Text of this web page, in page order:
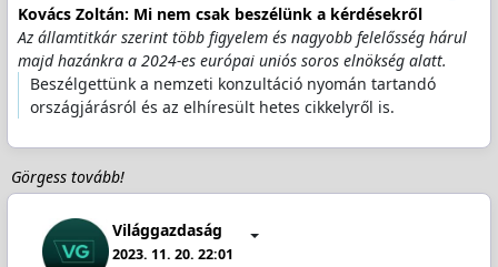
Kovács Zoltán: Mi nem csak beszélünk a kérdésekről
Az államtitkár szerint több figyelem és nagyobb felelősség hárul
majd hazánkra a 2024-es európai uniós soros elnökség alatt.
Beszélgettünk a nemzeti konzultáció nyomán tartandó
országjárásról és az elhíresült hetes cikkelyről is.
Görgess tovább!
Világgazdaság
2023. 11. 20. 22:01